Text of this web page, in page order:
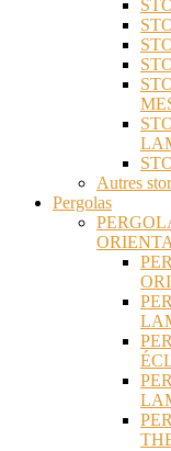
Autres
Pergolas